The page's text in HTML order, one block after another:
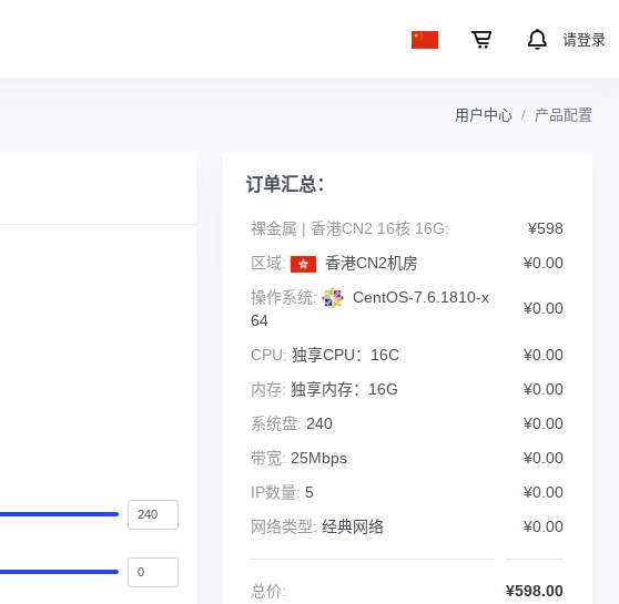
请登录
用户中心 产品配置
订单汇总：
裸金属 | 香港CN2 16核 16G:
¥598
区域:
香港CN2机房
¥0.00
操作系统:
CentOS-7.6.1810-x
64
¥0.00
CPU: 独享CPU：16C
¥0.00
内存: 独享内存：16G
¥0.00
系统盘: 240
¥0.00
带宽: 25Mbps
¥0.00
IP数量: 5
¥0.00
网络类型: 经典网络 ¥0.00
总价: ¥598.00